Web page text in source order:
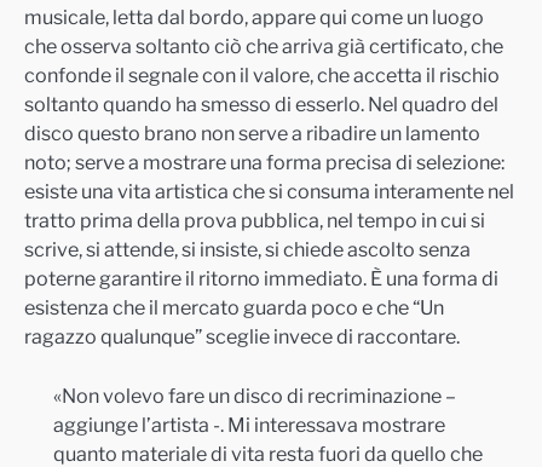
musicale, letta dal bordo, appare qui come un luogo
che osserva soltanto ciò che arriva già certificato, che
confonde il segnale con il valore, che accetta il rischio
soltanto quando ha smesso di esserlo. Nel quadro del
disco questo brano non serve a ribadire un lamento
noto; serve a mostrare una forma precisa di selezione:
esiste una vita artistica che si consuma interamente nel
tratto prima della prova pubblica, nel tempo in cui si
scrive, si attende, si insiste, si chiede ascolto senza
poterne garantire il ritorno immediato. È una forma di
esistenza che il mercato guarda poco e che “Un
ragazzo qualunque” sceglie invece di raccontare.
«Non volevo fare un disco di recriminazione –
aggiunge l’artista -. Mi interessava mostrare
quanto materiale di vita resta fuori da quello che